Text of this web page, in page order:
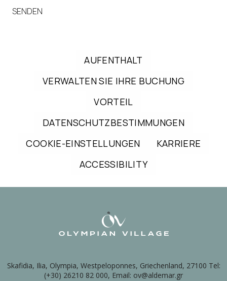
SENDEN
AUFENTHALT
VERWALTEN SIE IHRE BUCHUNG
VORTEIL
DATENSCHUTZBESTIMMUNGEN
COOKIE-EINSTELLUNGEN
KARRIERE
ACCESSIBILITY
Skafidia, Ilia, Olympia, Westpeloponnes, Griechenland, 27100 Tel:
(+30) 26210 82 000, Email: ov@aldemar.gr